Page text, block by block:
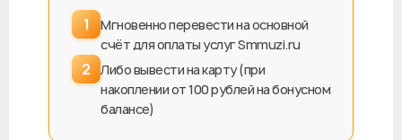
1
Мгновенно перевести на основной
счёт для оплаты услуг Smmuzi.ru
2 Либо вывести на карту (при
накоплении от 100 рублей на бонусном
балансе)